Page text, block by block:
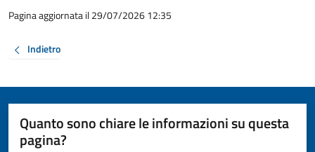
Pagina aggiornata il 29/07/2026 12:35
Indietro
Quanto sono chiare le informazioni su questa
pagina?